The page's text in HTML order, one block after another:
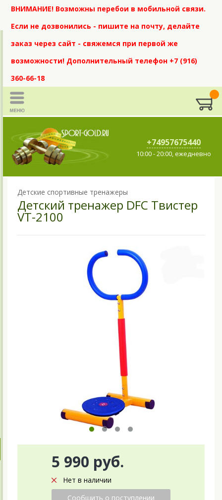
ВНИМАНИЕ! Возможны перебои в мобильной связи.
Если не дозвонились - пишите на почту, делайте
заказ через сайт - свяжемся при первой же
возможности! Дополнительный телефон +7 (916)
360-66-18
+74957675440
10:00 - 20:00, ежедневно
Детские спортивные тренажеры
Детский тренажер DFC Твистер
VT-2100
5 990 руб.
Нет в наличии